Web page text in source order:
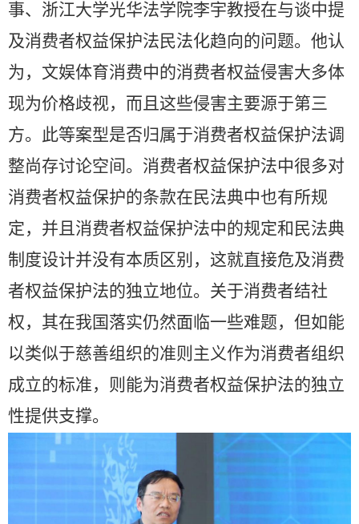
事、浙江大学光华法学院李宇教授在与谈中提
及消费者权益保护法民法化趋向的问题。他认
为，文娱体育消费中的消费者权益侵害大多体
现为价格歧视，而且这些侵害主要源于第三
方。此等案型是否归属于消费者权益保护法调
整尚存讨论空间。消费者权益保护法中很多对
消费者权益保护的条款在民法典中也有所规
定，并且消费者权益保护法中的规定和民法典
制度设计并没有本质区别，这就直接危及消费
者权益保护法的独立地位。关于消费者结社
权，其在我国落实仍然面临一些难题，但如能
以类似于慈善组织的准则主义作为消费者组织
成立的标准，则能为消费者权益保护法的独立
性提供支撑。